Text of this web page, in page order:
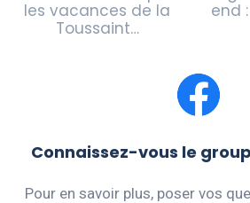
les vacances de la
Toussaint…
end
Connaissez-vous le
Pour en savoir plus, poser vos